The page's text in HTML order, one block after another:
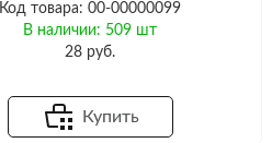
Код товара: 00-00000099
В наличии: 509 шт
28 руб.
Купить